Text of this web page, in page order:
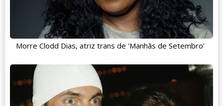
Morre Clodd Dias, atriz trans de 'Manhãs de Setembro'